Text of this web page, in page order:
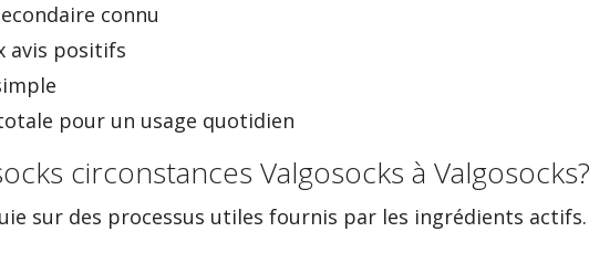
connu
avis positifs
pour un usage quotidien
circonstances Valgosocks à Valgosocks?
sur des processus utiles fournis par les ingrédients